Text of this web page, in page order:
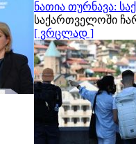
ნათია თურნავა:
საქართველოში
[ ვრცლად ]